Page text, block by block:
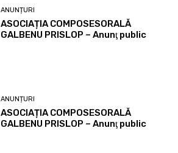
ANUNȚURI
ASOCIAȚIA COMPOSESORALĂ
GALBENU PRISLOP – Anunţ public
ANUNȚURI
ASOCIAȚIA COMPOSESORALĂ
GALBENU PRISLOP – Anunţ public